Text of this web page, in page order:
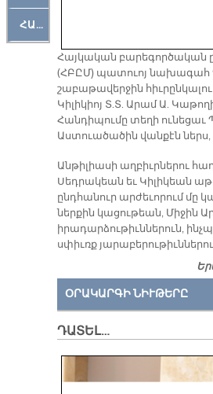
ՀԱՐԹԱԿ
Հայկական բարեգործական
(ՀԲԸՄ) պատուոյ նախագահ
շաբաթավերջին
Կիլիկիոյ Տ.Տ. Արամ Ա.
Հանդիպումը տեղի ունեցաւ
Աստուածածին վանքէն ներս,
Անթիլիասի աղբիւրներու
Սեդրակեան եւ Կիլիկեան
ընդհանուր արժեւորում մը
ներքին կացութեան, Միջին
իրադարձութիւններուն,
սփիւռք յարաբերութիւններու
ՕՐԱԿԱՐԳԻ ՆԻՒԹԵՐԸ
ԴԱՏԵԼ…